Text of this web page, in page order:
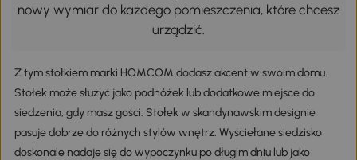
nowy wymiar do każdego pomieszczenia, które chcesz
urządzić.
Z tym stołkiem marki HOMCOM dodasz akcent w swoim domu.
Stołek może służyć jako podnóżek lub dodatkowe miejsce do
siedzenia, gdy masz gości. Stołek w skandynawskim designie
pasuje dobrze do różnych stylów wnętrz. Wyściełane siedzisko
doskonale nadaje się do wypoczynku po długim dniu lub jako